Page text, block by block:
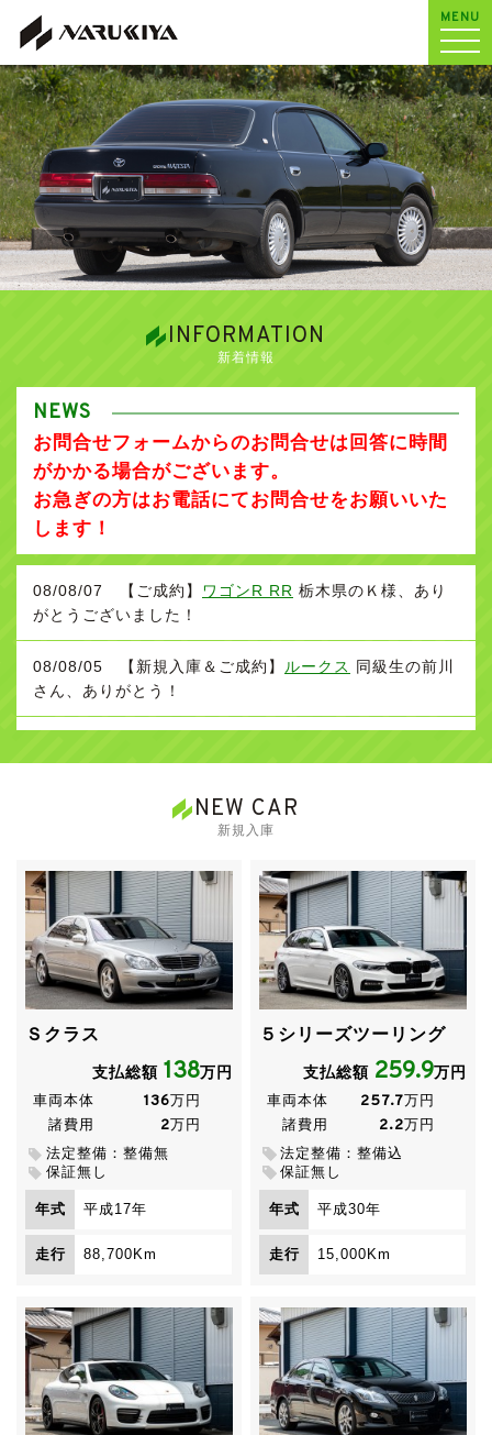
MENU
INFORMATION
新着情報
NEWS
お問合せフォームからのお問合せは回答に時間
がかかる場合がございます。
お急ぎの方はお電話にてお問合せをお願いいた
します！
08/08/07 【ご成約】 ワゴンR RR 栃木県のＫ様、あり
がとうございました！
08/08/05 【新規入庫＆ご成約】 ルークス 同級生の前川
さん、ありがとう！
最終 4.8L V8NA！
08/08/01 【新規入庫】クラウン 3.5 アスリート 低走行
！
08/07/30 【ご成約】 ノア
愛知県の業者様Ａ様、ありが
とうございました！
08/07/23 【値下げ】WISH X Limited基本プラン総額
55万円→49.8万円！
08/07/20 【ご成約】 CB1300スーパーボルドール京都
府の業者様、ありがとうございました！
08/07/19 【新規入庫】
ワゴンR RR-Sリミテッド 後期
低走行 超美車！
08/07/12 【新規入庫】
ヴェルファイア 後期 2.4Z G-
ED ワンオーナー 純正OP多数 記録簿６枚 ！
08/07/03 【ご成約】
京都府のＯ様、ありがとう
08/06/26 【ご成約】プレジデント 山梨県のＡ様、２台
目のご購入ありがとうございました！
08/06/24 【ご成約】VOLVO S80大阪府のＯ様、ご即
NEW CAR
新規入庫
Ｓクラス
支払総額 138万円
車両本体 136万円
諸費用
2万円
法定整備：整備無
保証無し
年式 平成17年
走行 88,700Km
５シリーズツーリング
支払総額 259.9万円
車両本体 257.7万円
諸費用
2.2万円
法定整備：整備込
保証無し
年式 平成30年
走行 15,000Km